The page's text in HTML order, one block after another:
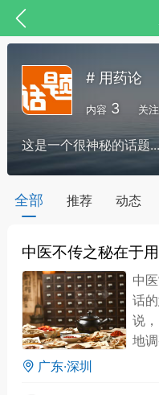
，华夏中医人：家门口
节气气象
# 用药论
内容 3 关注
这是一个很神秘的话题...
全部 推荐 动态
中医不传之秘在于
中
话
说
地
广东·深圳